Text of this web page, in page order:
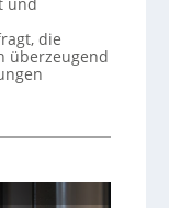
die
überzeugend